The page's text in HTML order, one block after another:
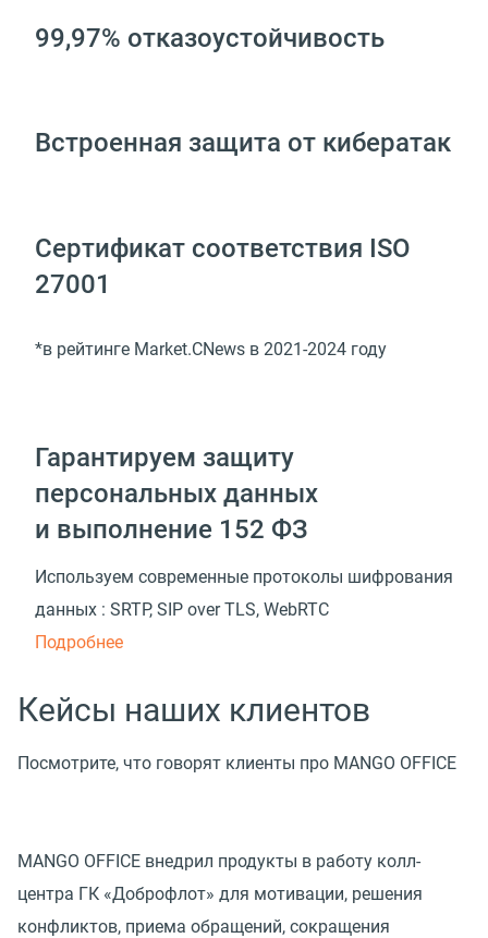
99,97% отказоустойчивость
Встроенная защита от кибератак
Сертификат соответствия ISO
27001
*в рейтинге Market.CNews в 2021-2024 году
Гарантируем защиту
персональных данных
и выполнение 152 ФЗ
Используем современные протоколы шифрования
данных : SRTP, SIP over TLS, WebRTC
Подробнее
Кейсы наших клиентов
Посмотрите, что говорят клиенты про MANGO OFFICE
MANGO OFFICE внедрил продукты в работу колл-
центра ГК «Доброфлот» для мотивации, решения
конфликтов, приема обращений, сокращения